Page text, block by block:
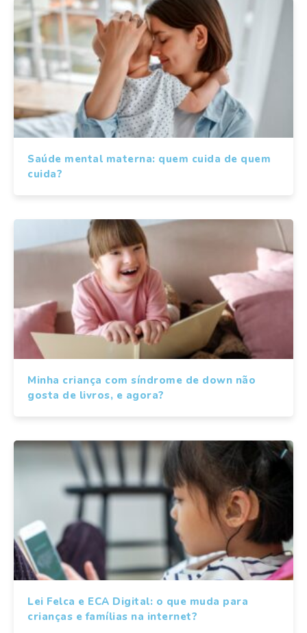
Saúde mental materna: quem cuida de quem
cuida?
Minha criança com síndrome de down não
gosta de livros, e agora?
Lei Felca e ECA Digital: o que muda para
crianças e famílias na internet?